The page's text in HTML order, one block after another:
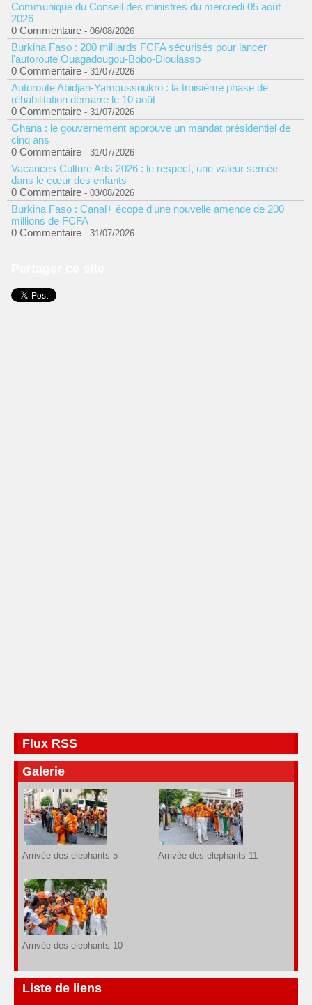
Communiqué du Conseil des ministres du mercredi 05 août
2026
0 Commentaire - 06/08/2026
Burkina Faso : 200 milliards FCFA sécurisés pour lancer
l'autoroute Ouagadougou-Bobo-Dioulasso
0 Commentaire - 31/07/2026
Autoroute Abidjan-Yamoussoukro : la troisième phase de
réhabilitation démarre le 10 août
0 Commentaire - 31/07/2026
Ghana : le gouvernement approuve un mandat présidentiel de
cinq ans
0 Commentaire - 31/07/2026
Vacances Culture Arts 2026 : le respect, une valeur semée
dans le cœur des enfants
0 Commentaire - 03/08/2026
Burkina Faso : Canal+ écope d'une nouvelle amende de 200
millions de FCFA
0 Commentaire - 31/07/2026
Flux RSS
Galerie
Arrivée des elephants 5 Arrivée des elephants 11
Arrivée des elephants 10
Liste de liens